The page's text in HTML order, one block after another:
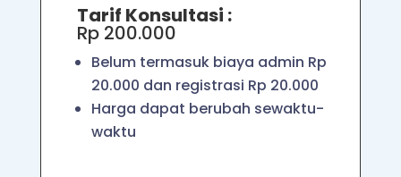
Tarif Konsultasi :
Rp 200.000
Belum termasuk biaya admin Rp
20.000 dan registrasi Rp 20.000
Harga dapat berubah sewaktu-
waktu